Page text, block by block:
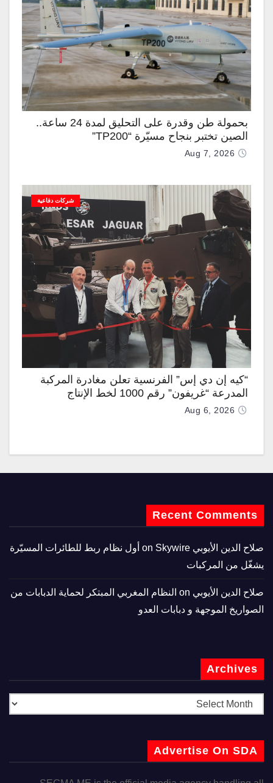
بحمولة طن وقدرة على التحليق لمدة 24 ساعة..
الصين تختبر بنجاح مسيّرة “TP200”
Aug 7, 2026
شركات دفاعية
“كيه إن دي إس” الفرنسية تعلن مغادرة المركبة
المدرعة “غريفون” رقم 1000 لخط الإنتاج
Aug 6, 2026
Recent Comments
صلاح الدين الأيوبي
Skywire أول نظام ربط للطائرات المسيّرة
يشغّل من المركبات
صلاح الدين الأيوبي
النظام المغربي المبتكر لحماية الدبابات من
الصواريخ الموجهة و دبابات العدو
Archives
Advertise On SDA